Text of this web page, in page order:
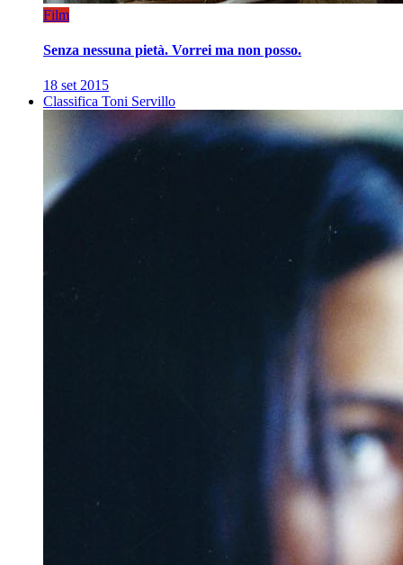
Film
Senza nessuna pietà. Vorrei ma non posso.
18 set 2015
Classifica Toni Servillo